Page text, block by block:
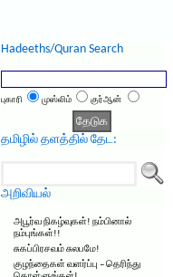
Hadeeths/Quran Search
புகாரி முஸ்லிம் குர்ஆன்
தமிழில் தளத்தில் தேட:
அறிவியல்
அபூர்வ நிகழ்வுகள்! நம்பினால்
நம்புங்கள்!!
சுகப்பிரசவம் சுலபமே!
குழந்தைகள் வளர்ப்பு – தெரிந்து